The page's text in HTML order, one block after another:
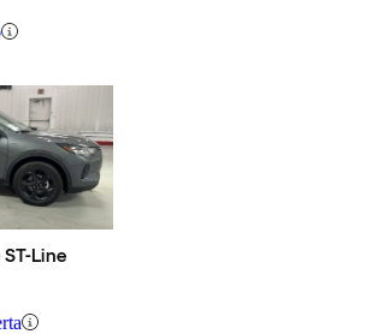
Line